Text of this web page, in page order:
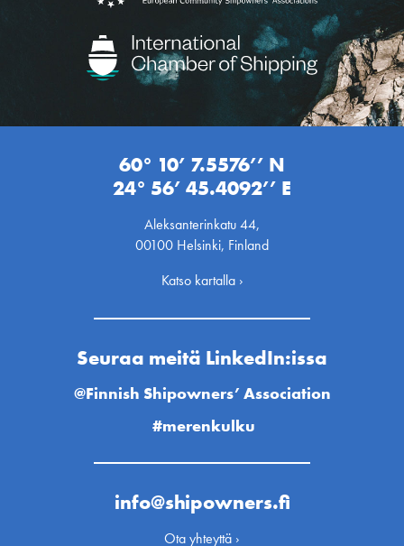
60° 10’ 7.5576’’ N
24° 56’ 45.4092’’ E
Aleksanterinkatu 44,
00100 Helsinki, Finland
Katso kartalla ›
Seuraa meitä LinkedIn:issa
@Finnish Shipowners’ Association
#merenkulku
info@shipowners.fi
Ota yhteyttä ›